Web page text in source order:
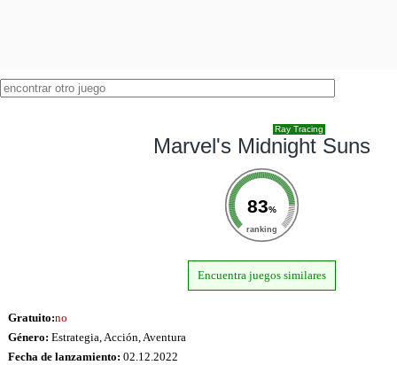
Ray Tracing
Marvel's Midnight Suns
83%
ranking
Encuentra juegos similares
Gratuito:no
Género: Estrategia, Acción, Aventura
Fecha de lanzamiento: 02.12.2022